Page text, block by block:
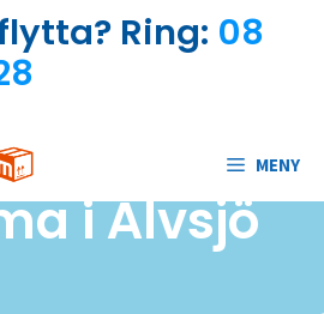
Ring: 08
MENY
i Älvsjö